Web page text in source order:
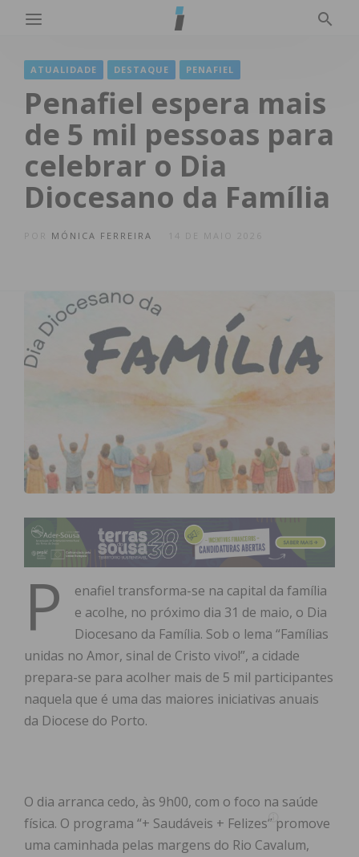
ATUALIDADE DESTAQUE PENAFIEL
Penafiel espera mais
de 5 mil pessoas para
celebrar o Dia
Diocesano da Família
MÓNICA FERREIRA 14 DE MAIO 2026
P
enafiel transforma-se na capital da família
e acolhe, no próximo dia 31 de maio, o Dia
Diocesano da Família. Sob o lema “Famílias
unidas no Amor, sinal de Cristo vivo!”, a cidade
prepara-se para acolher mais de 5 mil participantes
naquela que é uma das maiores iniciativas anuais
da Diocese do Porto.
O dia arranca cedo, às 9h00, com o foco na saúde
física. O programa “+ Saudáveis + Felizes” promove
uma caminhada pelas margens do Rio Cavalum,